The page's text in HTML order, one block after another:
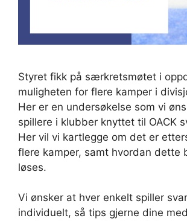
Styret fikk på særkretsmøtet i
muligheten for flere kamper i
Her er en undersøkelse som vi
spillere i klubber knyttet til OACK
Her vil vi kartlegge om det er
flere kamper, samt hvordan dette
løses.
Vi ønsker at hver enkelt spiller
individuelt, så tips gjerne dine